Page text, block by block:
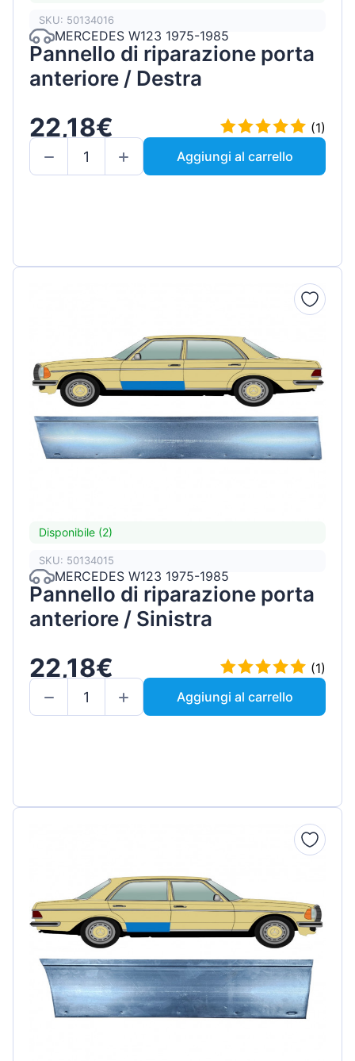
SKU: 50134016
MERCEDES W123 1975-1985
Pannello di riparazione porta
anteriore / Destra
22,18€
(1)
Aggiungi al carrello
Disponibile (2)
SKU: 50134015
MERCEDES W123 1975-1985
Pannello di riparazione porta
anteriore / Sinistra
22,18€
(1)
Aggiungi al carrello